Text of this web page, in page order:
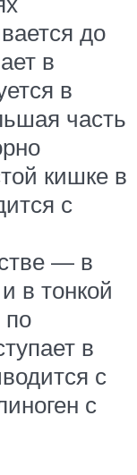
до
в
в
часть
кишке в
с
— в
в тонкой
в
с
с